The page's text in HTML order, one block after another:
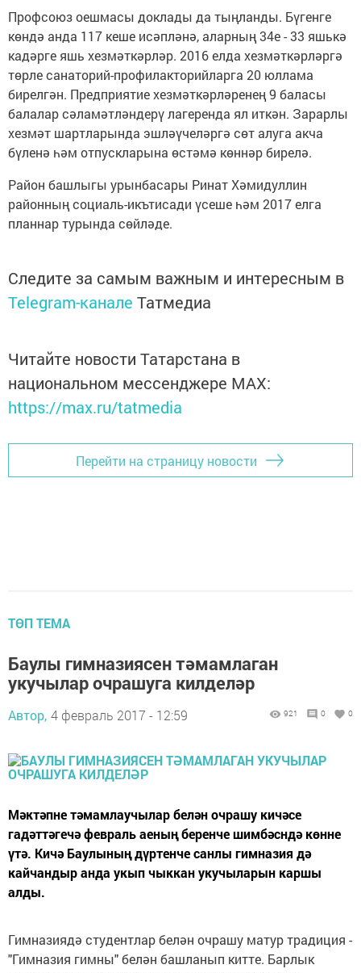
Профсоюз оешмасы доклады да тыңланды. Бүгенге
көндә анда 117 кеше исәпләнә, аларның 34е - 33 яшькә
кадәрге яшь хезмәткәрләр. 2016 елда хезмәткәрләргә
төрле санаторий-профилакторийларга 20 юллама
бирелгән. Предприятие хезмәткәрләренең 9 баласы
балалар сәламәтләндерү лагеренда ял иткән. Зарарлы
хезмәт шартларында эшләүчеләргә сөт алуга акча
бүленә һәм отпускларына өстәмә көннәр бирелә.
Район башлыгы урынбасары Ринат Хәмидуллин
районның социаль-икътисади үсеше һәм 2017 елга
планнар турында сөйләде.
Следите за самым важным и интересным в
Telegram-канале Татмедиа
Читайте новости Татарстана в
национальном мессенджере MАХ:
https://max.ru/tatmedia
Перейти на страницу новости
ТӨП ТЕМА
Баулы гимназиясен тәмамлаган
укучылар очрашуга килделәр
Автор, 4 февраль 2017 - 12:59 921 0 0
Мәктәпне тәмамлаучылар белән очрашу кичәсе
гадәттәгечә февраль аеның беренче шимбәсндә көнне
үтә. Кичә Баулының дүртенче санлы гимназия дә
кайчандыр анда укып чыккан укучыларын каршы
алды.
Гимназиядә студентлар белән очрашу матур традиция -
"Гимназия гимны" белән башланып китте. Барлык